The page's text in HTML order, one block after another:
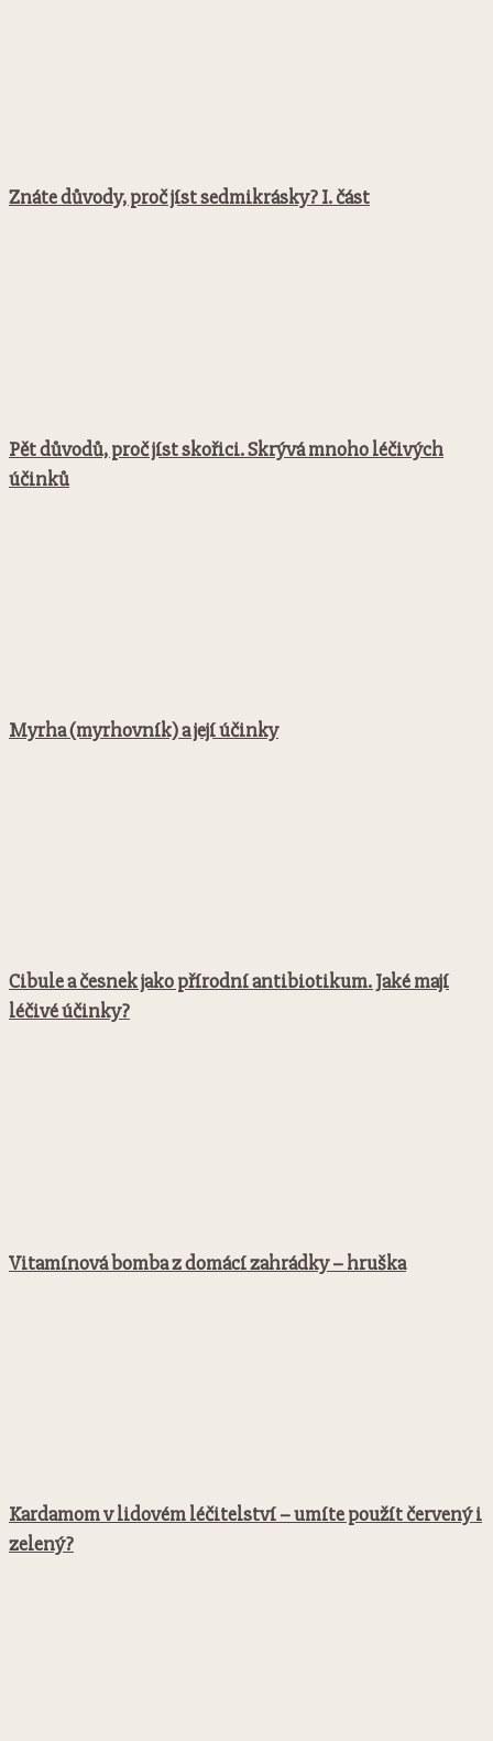
Znáte důvody, proč jíst sedmikrásky? I. část
Pět důvodů, proč jíst skořici. Skrývá mnoho léčivých
účinků
Myrha (myrhovník) a její účinky
Cibule a česnek jako přírodní antibiotikum. Jaké mají
léčivé účinky?
Vitamínová bomba z domácí zahrádky – hruška
Kardamom v lidovém léčitelství – umíte použít červený i
zelený?